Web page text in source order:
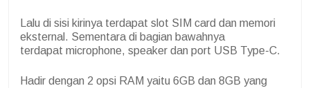
Lalu di sisi kirinya terdapat slot SIM card dan memori
eksternal. Sementara di bagian bawahnya
terdapat microphone, speaker dan port USB Type-C.
Hadir dengan 2 opsi RAM yaitu 6GB dan 8GB yang